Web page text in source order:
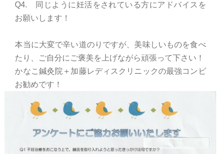
Q4. 同じように妊活をされている方にアドバイスを
お願いします！
本当に大変で辛い道のりですが、美味しいものを食べ
たり、ご自分にご褒美を上げながら頑張って下さい！
かなこ鍼灸院＋加藤レディスクリニックの最強コンビ
お勧めです！